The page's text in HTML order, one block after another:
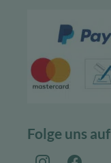
Folge uns auf